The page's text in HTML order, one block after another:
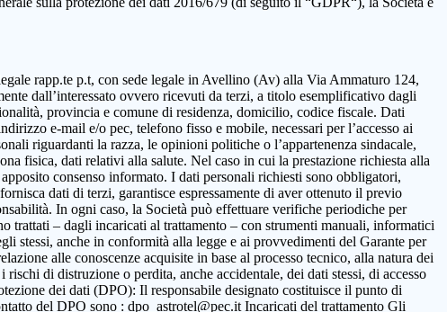
rapp.te p.t, con sede legale in Avellino (Av) alla Via Ammaturo 124,
dall’interessato ovvero ricevuti da terzi, a titolo esemplificativo dagli
provincia e comune di residenza, domicilio, codice fiscale. Dati
e-mail e/o pec, telefono fisso e mobile, necessari per l’accesso ai
riguardanti la razza, le opinioni politiche o l’appartenenza sindacale,
fisica, dati relativi alla salute. Nel caso in cui la prestazione richiesta alla
consenso informato. I dati personali richiesti sono obbligatori,
dati di terzi, garantisce espressamente di aver ottenuto il previo
In ogni caso, la Società può effettuare verifiche periodiche per
trattati – dagli incaricati al trattamento – con strumenti manuali, informatici
stessi, anche in conformità alla legge e ai provvedimenti del Garante per
alle conoscenze acquisite in base al processo tecnico, alla natura dei
di distruzione o perdita, anche accidentale, dei dati stessi, di accesso
dei dati (DPO): Il responsabile designato costituisce il punto di
del DPO sono : dpo_astrotel@pec.it Incaricati del trattamento Gli